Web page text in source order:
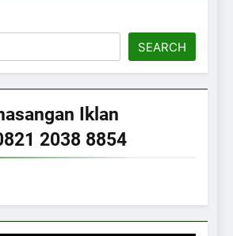
SEARCH
Iklan
2038 8854